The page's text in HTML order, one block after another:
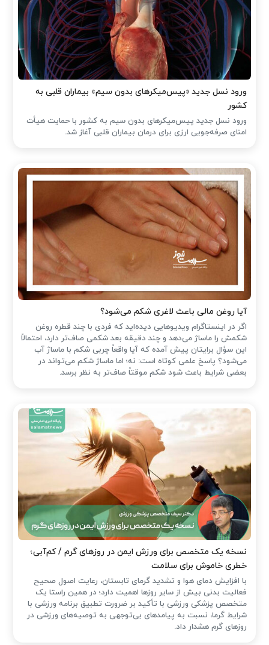
ورود نسل جدید «پیس‌میکرهای بدون سیم» بیماران قلبی به
کشور
ورود نسل جدید پیس‌میکرهای بدون سیم به کشور با حمایت هیأت
امنای صرفه‌جویی ارزی برای درمان بیماران قلبی آغاز شد.
آیا روغن مالی باعث لاغری شکم می‌شود؟
اگر در اینستاگرام ویدیوهایی دیده‌اید که فردی با چند قطره روغن
شکمش را ماساژ می‌دهد و چند دقیقه بعد شکمی صاف‌تر دارد، احتمالاً
این سؤال برایتان پیش آمده که آیا واقعاً چربی شکم با ماساژ آب
می‌شود؟ پاسخ علمی کوتاه است: نه؛ اما ماساژ شکم می‌تواند در
بعضی شرایط باعث شود شکم موقتاً صاف‌تر به نظر برسد.
نسخه یک متخصص برای ورزش ایمن در روزهای گرم / کم‌آبی؛
خطری خاموش برای سلامت
با افزایش دمای هوا و تشدید گرمای تابستان، رعایت اصول صحیح
فعالیت بدنی بیش از سایر روزها اهمیت دارد؛ در همین راستا یک
متخصص پزشکی ورزشی با تأکید بر ضرورت تطبیق برنامه ورزشی با
شرایط گرما، نسبت به پیامدهای بی‌توجهی به توصیه‌های ورزشی در
روزهای گرم هشدار داد.